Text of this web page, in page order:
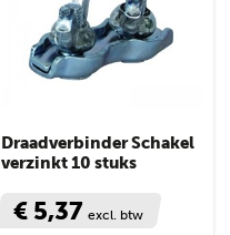
Draadverbinder Schakel
verzinkt 10 stuks
€ 5,37excl. btw